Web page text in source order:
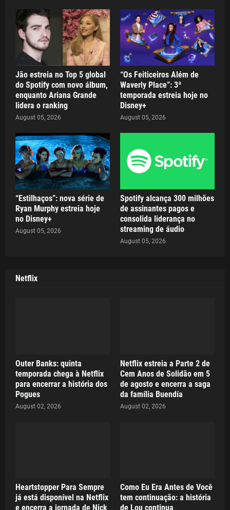
Jão estreia no Top 5 global
do Spotify com novo álbum,
enquanto Ariana Grande
lidera o ranking
August 05, 2026
“Os Feiticeiros Além de
Waverly Place”: 3ª
temporada estreia hoje no
Disney+
August 05, 2026
“Estilhaços”: nova série de
Ryan Murphy estreia hoje
no Disney+
August 05, 2026
Spotify alcança 300 milhões
de assinantes pagos e
consolida liderança no
streaming de áudio
August 05, 2026
Netflix
Outer Banks: quinta
temporada chega à Netflix
para encerrar a história dos
Pogues
August 02, 2026
Netflix estreia a Parte 2 de
Cem Anos de Solidão em 5
de agosto e encerra a saga
da família Buendía
August 02, 2026
Heartstopper Para Sempre
já está disponível na Netflix
e encerra a jornada de Nick
Como Eu Era Antes de Você
tem continuação: a história
de Lou continua